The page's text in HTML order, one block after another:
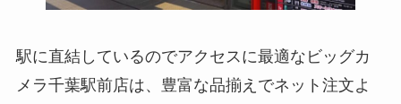
駅に直結しているのでアクセスに最適なビッグカ
メラ千葉駅前店は、豊富な品揃えでネット注文よ